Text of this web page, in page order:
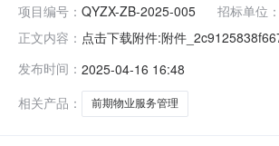
项目编号： QYZX-ZB-2025-005 招标单位：
正文内容： 点击下载附件:附件
设局。四、联系方式招标人：西
发布时间： 2025-04-16 16:48
相关产品：
前期物业服务管理